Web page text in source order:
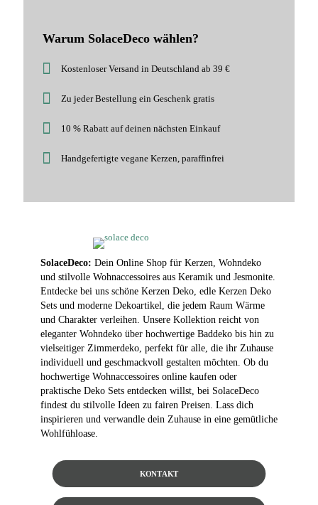
Warum SolaceDeco wählen?
Kostenloser Versand in Deutschland ab 39 €
Zu jeder Bestellung ein Geschenk gratis
10 % Rabatt auf deinen nächsten Einkauf
Handgefertigte vegane Kerzen, paraffinfrei
SolaceDeco: Dein Online Shop für Kerzen, Wohndeko
und stilvolle Wohnaccessoires aus Keramik und Jesmonite.
Entdecke bei uns schöne Kerzen Deko, edle Kerzen Deko
Sets und moderne Dekoartikel, die jedem Raum Wärme
und Charakter verleihen. Unsere Kollektion reicht von
eleganter Wohndeko über hochwertige Baddeko bis hin zu
vielseitiger Zimmerdeko, perfekt für alle, die ihr Zuhause
individuell und geschmackvoll gestalten möchten. Ob du
hochwertige Wohnaccessoires online kaufen oder
praktische Deko Sets entdecken willst, bei SolaceDeco
findest du stilvolle Ideen zu fairen Preisen. Lass dich
inspirieren und verwandle dein Zuhause in eine gemütliche
Wohlfühloase.
KONTAKT